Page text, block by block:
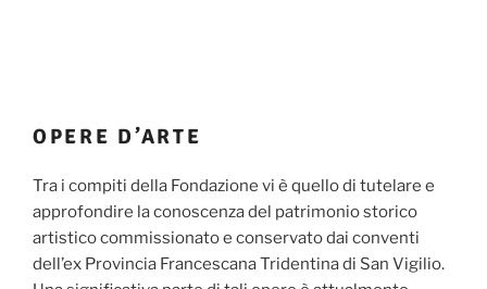
OPERE D’ARTE
Tra i compiti della Fondazione vi è quello di tutelare e
approfondire la conoscenza del patrimonio storico
artistico commissionato e conservato dai conventi
dell’ex Provincia Francescana Tridentina di San Vigilio.